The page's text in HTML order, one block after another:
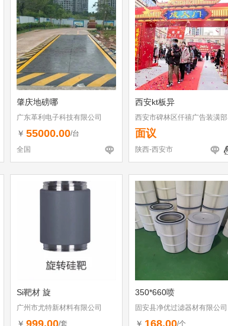
肇庆地磅哪
广东革利电子科技有限公司
￥ 55000.00/台
全国
西安kt板异
西安市碑林区仟禧广告装潢部
面议
陕西-西安市
Si靶材 旋
广州市尤特新材料有限公司
￥ 999.00/套
350*660喷
固安县净优过滤器材有限公司
￥ 168.00/个